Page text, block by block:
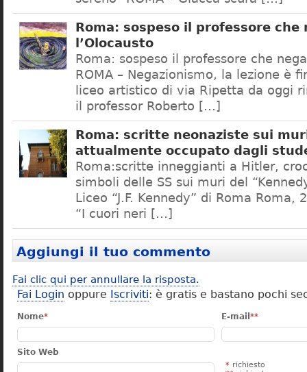
Roma: sospeso il professore che
l’Olocausto
Roma: sospeso il professore che
ROMA – Negazionismo, la lezione è
liceo artistico di via Ripetta da oggi
il professor Roberto […]
Roma: scritte neonaziste sui
attualmente occupato dagli
Roma:scritte inneggianti a Hitler,
simboli delle SS sui muri del
Liceo “J.F. Kennedy” di Roma Roma,
“I cuori neri […]
Aggiungi il tuo commento
Fai clic qui per annullare la risposta.
Fai Login oppure Iscriviti: è gratis e bastano pochi
Nome* E-mail **
Sito Web
* richiesto